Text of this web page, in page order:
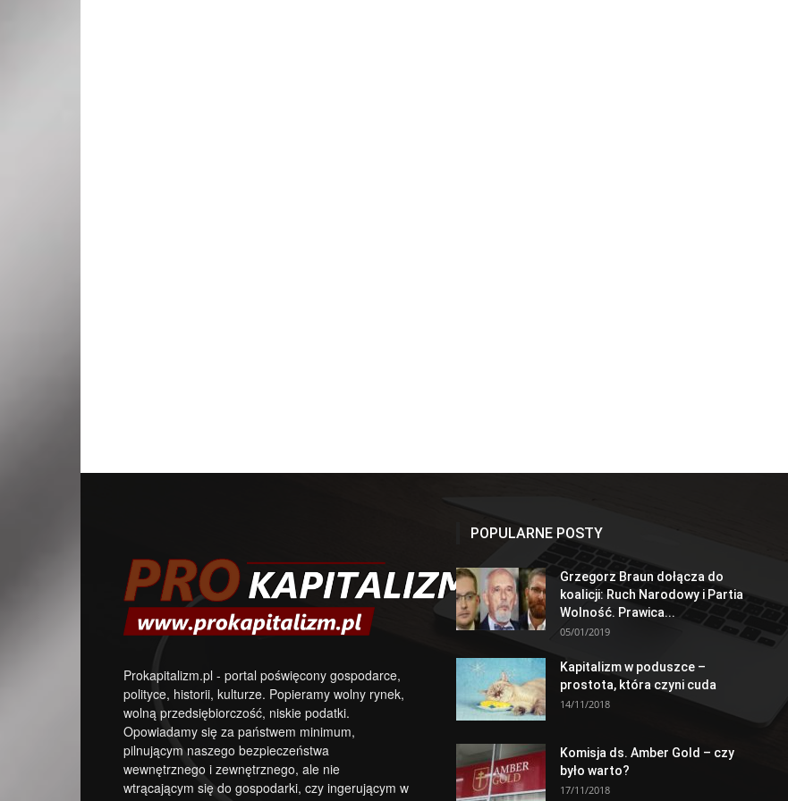
Prokapitalizm.pl - portal poświęcony gospodarce,
polityce, historii, kulturze. Popieramy wolny rynek,
wolną przedsiębiorczość, niskie podatki.
Opowiadamy się za państwem minimum,
pilnującym naszego bezpieczeństwa
wewnętrznego i zewnętrznego, ale nie
wtrącającym się do gospodarki, czy ingerującym w
POPULARNE POSTY
Grzegorz Braun dołącza do
koalicji: Ruch Narodowy i Partia
Wolność. Prawica...
05/01/2019
Kapitalizm w poduszce –
prostota, która czyni cuda
14/11/2018
Komisja ds. Amber Gold – czy
było warto?
17/11/2018